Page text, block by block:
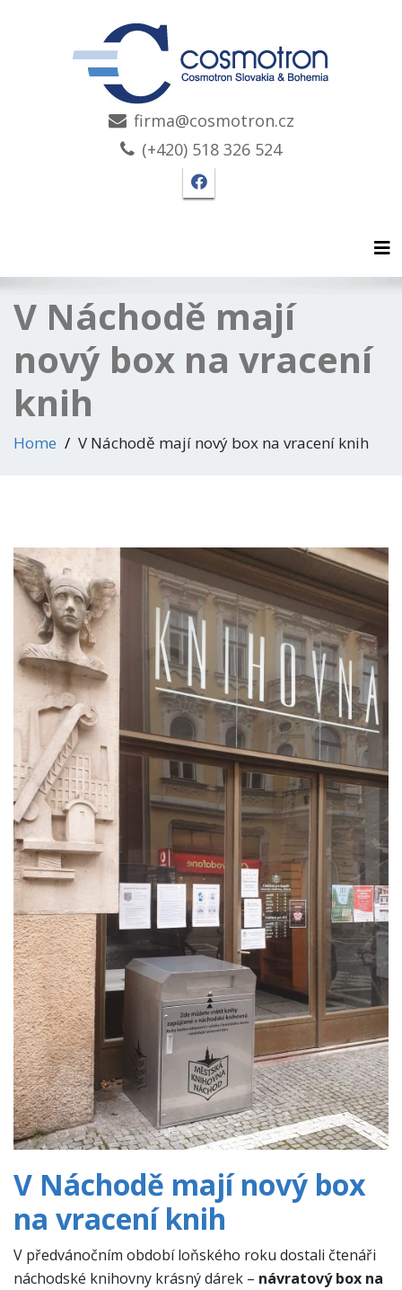
firma@cosmotron.cz
(+420) 518 326 524
Facebook stránka
V Náchodě mají
nový box na vracení
knih
Home V Náchodě mají nový box na vracení knih
V Náchodě mají nový box
na vracení knih
V předvánočním období loňského roku dostali čtenáři
náchodské knihovny krásný dárek – návratový box na